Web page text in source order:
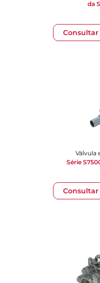
Consultar
da
Consultar
Válvula
Série